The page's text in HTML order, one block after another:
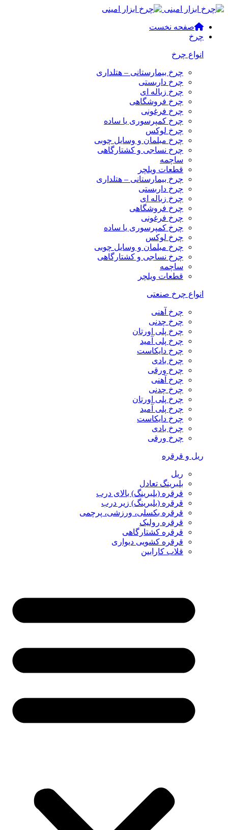
صفحه نخست
چرخ
انواع چرخ
چرخ بیمارستانی – هتلداری
چرخ داربستی
چرخ زباله ای
چرخ فروشگاهی
چرخ فرغونی
چرخ کمپرسوری یا ساده
چرخ لوکس
چرخ مبلمان و وسایل چوبی
چرخ نساجی و کشتارگاهی
ساچمه
قطعات ویلچر
چرخ بیمارستانی – هتلداری
چرخ داربستی
چرخ زباله ای
چرخ فروشگاهی
چرخ فرغونی
چرخ کمپرسوری یا ساده
چرخ لوکس
چرخ مبلمان و وسایل چوبی
چرخ نساجی و کشتارگاهی
ساچمه
قطعات ویلچر
انواع چرخ صنعتی
چرخ آهنی
چرخ چدنی
چرخ پلی اورتان
چرخ پلی آمید
چرخ دایکاست
چرخ بادی
چرخ ورقی
چرخ آهنی
چرخ چدنی
چرخ پلی اورتان
چرخ پلی آمید
چرخ دایکاست
چرخ بادی
چرخ ورقی
ریل و قرقره
ریل
بلبرینگ تعادل
قرقره (بلبرینگ) بالای درب
قرقره (بلبرینگ) زیر درب
قرقره بکسلی، ورزشی، پرچمی
قرقره رولیک
قرقره کشتارگاهی
قرقره کشویی دیواری
قلاب کارابین